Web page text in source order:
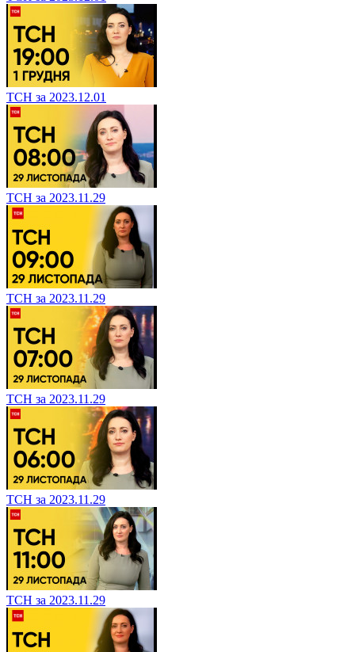
ТСН за 2023.12.01
ТСН за 2023.11.29
ТСН за 2023.11.29
ТСН за 2023.11.29
ТСН за 2023.11.29
ТСН за 2023.11.29